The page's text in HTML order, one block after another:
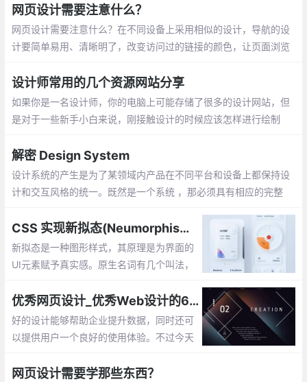
是UED的一种具体的设计实现理念。
网页设计需要注意什么？
网页设计需要注意什么？在不同设备上采用相似的设计，导航的设
计要简单易用、清晰明了，改变访问过的链接的颜色，让页面浏览
来就能点击、不要让促销广告遮住内容
设计师常用的几个资源网站分享
如果你是一名设计师，你的电脑上可能存储了很多的设计网站，但
是对于一些新手小白来说，刚接触设计的时候应该怎样进行绘制
计网站
解密 Design System
设计系统的产生是为了某领域内产品在不同平台和设备上都保持设
计和交互风格的统一。既然是一个系统 ，那必须具有相应的完整
CSS 实现新拟态(Neumorphism) UI 风格
新拟态是一种图形样式，其原理是为界面的
UI元素赋予真实感。原生名词有几个叫法，
或者是软ui。国内的翻译叫，新拟物风格。
Neumorphism，是New +Skeuomorphism
的组合词
优秀网页设计_优秀Web设计的69条设计原则
好的设计能够帮助企业提升数据，同时还可
以提供用户一个良好的使用体验。不过今天
计原则。
网页设计需要学那些东西？